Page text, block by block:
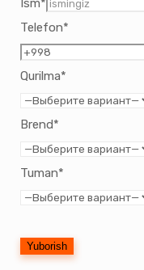
Ism*
Telefon*
Qurilma*
Brend*
Tuman*